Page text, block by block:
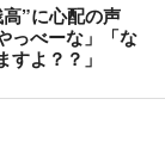
”に心配の声
っべーな」「な
よ？？」